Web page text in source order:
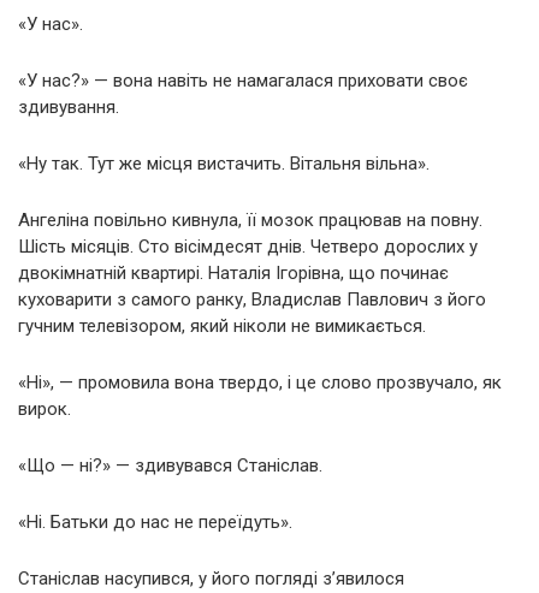
«У нас».
«У нас?» — вона навіть не намагалася приховати своє
здивування.
«Ну так. Тут же місця вистачить. Вітальня вільна».
Ангеліна повільно кивнула, її мозок працював на повну.
Шість місяців. Сто вісімдесят днів. Четверо дорослих у
двокімнатній квартирі. Наталія Ігорівна, що починає
куховарити з самого ранку, Владислав Павлович з його
гучним телевізором, який ніколи не вимикається.
«Ні», — промовила вона твердо, і це слово прозвучало, як
вирок.
«Що — ні?» — здивувався Станіслав.
«Ні. Батьки до нас не переїдуть».
Станіслав насупився, у його погляді з’явилося